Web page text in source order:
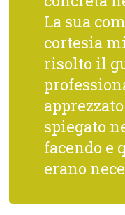
La sua
cortesia
risolto il
spiegato
facendo
erano